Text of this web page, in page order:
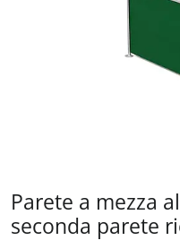
Parete a mezza
seconda parete